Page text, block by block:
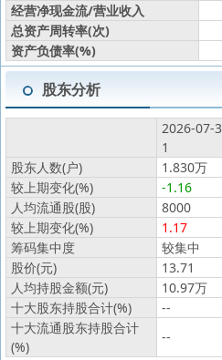
经营净现金流/营业收入
总资产周转率(次)
资产负债率(%)
股东分析
2026-07-3
1
股东人数(户)
1.830万
较上期变化(%)
-1.16
人均流通股(股)
8000
较上期变化(%)
1.17
筹码集中度
较集中
股价(元)
13.71
人均持股金额(元)
10.97万
十大股东持股合计(%)
--
十大流通股东持股合计
(%)
--